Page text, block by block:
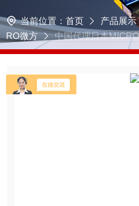
当前位置： 首页 产品展示
RO微方
中国代理日本
0